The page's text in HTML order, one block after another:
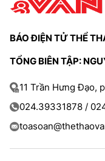
BÁO ĐIỆN TỬ THỂ
TỔNG BIÊN TẬP:
11 Trần Hưng Đạo,
024.39331878 /